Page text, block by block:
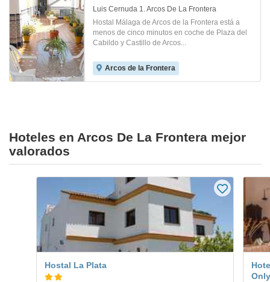
Luis Cernuda 1. Arcos De La Frontera
Hostal Málaga de Arcos de la Frontera está a
menos de cinco minutos en coche de Plaza del
Cabildo y Castillo de Arcos...
Arcos de la Frontera
Hoteles en Arcos De La Frontera mejor
valorados
Hostal La Plata
Only